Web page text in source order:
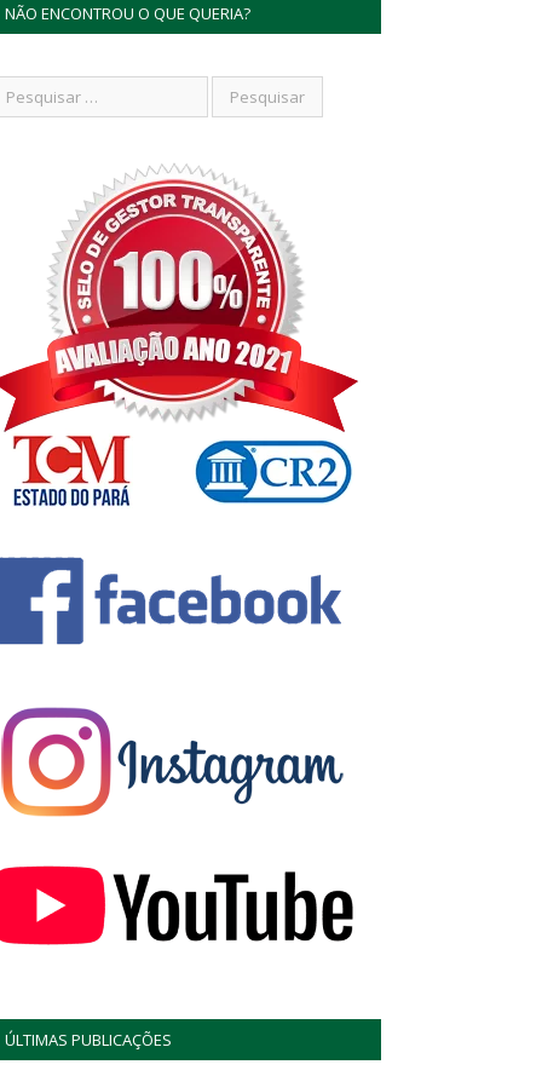
NÃO ENCONTROU O QUE QUERIA?
ÚLTIMAS PUBLICAÇÕES